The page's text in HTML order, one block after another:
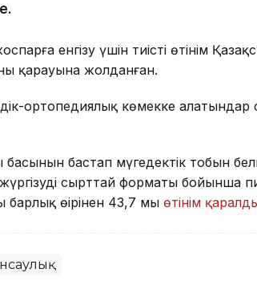
енгізу үшін тиісті өтінім
қарауына жолданған.
ортопедиялық көмекке алатындар
бастап мүгедектік тобын
сырттай форматы бойынша
өңірінен 43,7 мың өтінім